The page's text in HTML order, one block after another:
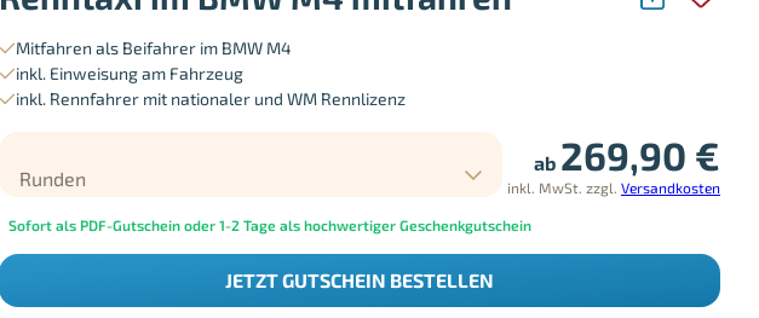
Mitfahren als Beifahrer im BMW M4
inkl. Einweisung am Fahrzeug
inkl. Rennfahrer mit nationaler und WM Rennlizenz
Runden
ab 269,90 €
inkl. MwSt. zzgl. Versandkosten
Sofort als PDF-Gutschein oder 1-2 Tage als hochwertiger Geschenkgutschein
JETZT GUTSCHEIN BESTELLEN